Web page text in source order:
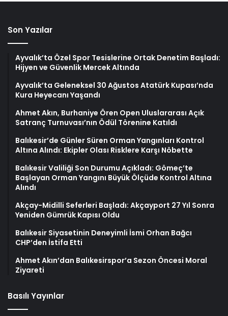
Son Yazılar
Ayvalık’ta Özel Spor Tesislerine Ortak Denetim Başladı:
Hijyen ve Güvenlik Mercek Altında
Ayvalık’ta Geleneksel 30 Ağustos Atatürk Kupası’nda
Kura Heyecanı Yaşandı
Ahmet Akın, Burhaniye Ören Open Uluslararası Açık
Satranç Turnuvası’nın Ödül Törenine Katıldı
Balıkesir’de Günler Süren Orman Yangınları Kontrol
Altına Alındı: Ekipler Olası Risklere Karşı Nöbette
Balıkesir Valiliği Son Durumu Açıkladı: Gömeç’te
Başlayan Orman Yangını Büyük Ölçüde Kontrol Altına
Alındı
Akçay-Midilli Seferleri Başladı: Akçayport 27 Yıl Sonra
Yeniden Gümrük Kapısı Oldu
Balıkesir Siyasetinin Deneyimli İsmi Orhan Bağcı
CHP’den İstifa Etti
Ahmet Akın’dan Balıkesirspor’a Sezon Öncesi Moral
Ziyareti
Basılı Yayınlar